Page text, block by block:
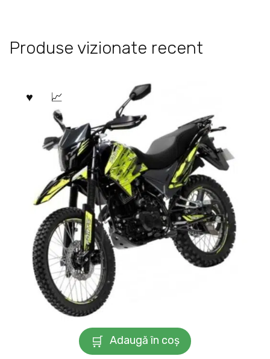
Produse vizionate recent
Adaugă în coș